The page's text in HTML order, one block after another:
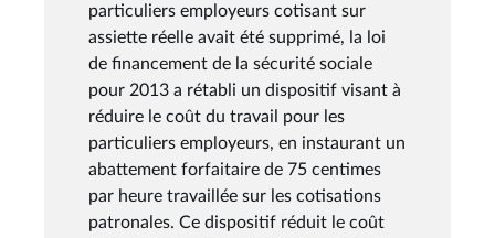
particuliers employeurs cotisant sur
assiette réelle avait été supprimé, la loi
de financement de la sécurité sociale
pour 2013 a rétabli un dispositif visant à
réduire le coût du travail pour les
particuliers employeurs, en instaurant un
abattement forfaitaire de 75 centimes
par heure travaillée sur les cotisations
patronales. Ce dispositif réduit le coût